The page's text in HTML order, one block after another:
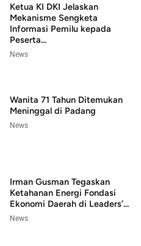
Ketua KI DKI Jelaskan
Mekanisme Sengketa
Informasi Pemilu kepada
Peserta...
News
Wanita 71 Tahun Ditemukan
Meninggal di Padang
News
Irman Gusman Tegaskan
Ketahanan Energi Fondasi
Ekonomi Daerah di Leaders’...
News